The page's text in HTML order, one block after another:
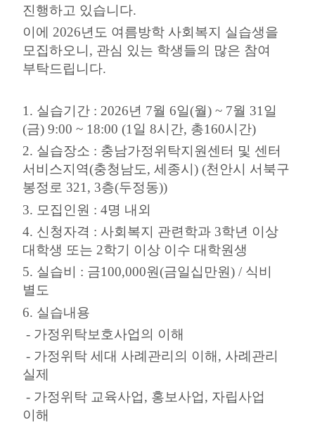
진행하고 있습니다.
이에 2026년도 여름방학 사회복지 실습생을
모집하오니 , 관심 있는 학생들의 많은 참여
부탁드립니다.
1. 실습기간 : 2026년 7월 6일(월) ~ 7월 31 일
(금) 9:00 ~ 18:00 (1 일 8시간, 총160시간)
2. 실습장소 : 충남가정위탁지원센터 및 센터
서비스지역(충청남도, 세종시 ) (천안시 서북구
봉정로 321, 3층(두정동))
3. 모집인원 : 4명 내외
4. 신청자격 : 사회복지 관련학과 3학년 이상
대학생 또는 2학기 이상 이수 대학원생
5. 실습비 : 금100,000원(금일십만원) / 식비
별도
6. 실습내용
- 가정위탁보호사업의 이해
- 가정위탁 세대 사례관리의 이해 , 사례관리
실제
- 가정위탁 교육사업, 홍보사업, 자립사업
이해